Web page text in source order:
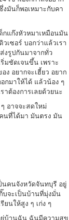
งมันก็พอเหมาะกับคา
กแก๊งหัวหมาเหมือนมัน
เซอร์ บอกว่าแล้วเรา
งรูปกันมาจากทั่ว
มชัดเจนขึ้น เพราะ
ง อยากจะเฮี้ยว อยาก
กมาให้ได้ แล้วน้อง ๆ
ต้องการเลยด้วยนะ
อาจจะสดใหม่
นที่ได้มา มันตรง มัน
นคนจังหวัดจันทบุรี อยู่
บจะเป็นบ้านที่มุ่งมั่น
ยนให้สูง ๆ เก่ง ๆ
ยู่บ้านฉัน ฉันมีความสุข